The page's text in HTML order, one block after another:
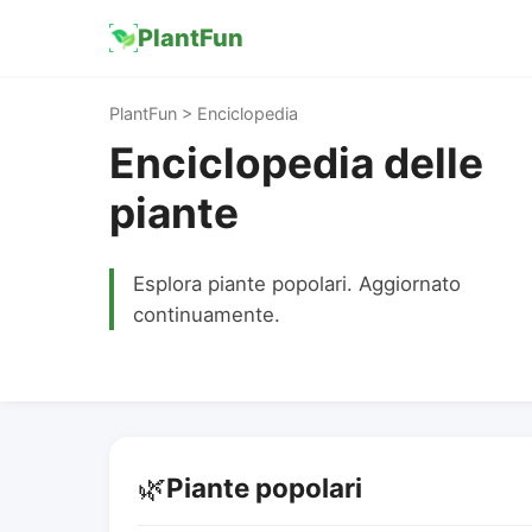
PlantFun
PlantFun > Enciclopedia
Enciclopedia delle
piante
Esplora piante popolari. Aggiornato
continuamente.
🌿Piante popolari